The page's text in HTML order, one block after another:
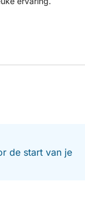
de start van je